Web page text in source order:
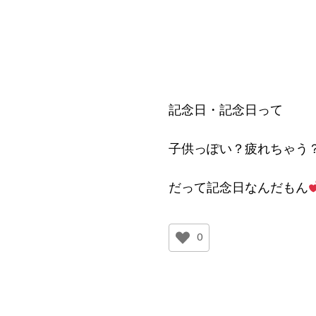
記念日・記念日って
子供っぽい？疲れちゃう
だって記念日なんだもん
0